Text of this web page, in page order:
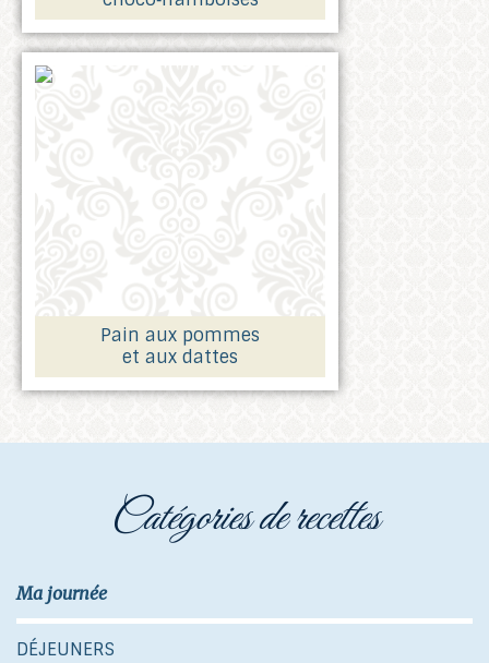
Pain aux pommes
et aux dattes
catégories de recettes
Ma journée
DÉJEUNERS